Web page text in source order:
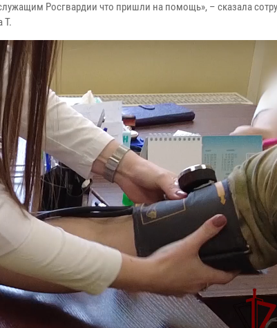
Росгвардии что пришли на помощь», – сказала
Т.